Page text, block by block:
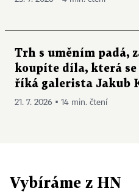
Trh s uměním padá,
koupíte díla, která
říká galerista Jakub
21. 7. 2026 ▪ 14 min. čtení
Vybíráme z HN